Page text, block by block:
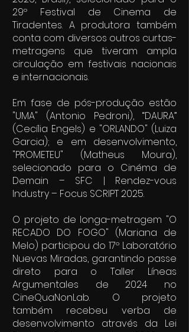
29º Festival de Cinema de
Tiradentes. A produtora também
conta com diversos outros curtas-
metragens que tiveram ampla
circulação em festivais nacionais
e internacionais.
Em fase de pós-produção estão
"UMA" (Antonio Pedroni), “DAURA”
(Cecília Engels) e "ORLANDO" (Luiza
Garcia); e em desenvolvimento,
"PROMETEU" (Matheus Moura),
selecionado para o Cinéma de
Demain – SFC | Rendez-vous
Industry – Focus SCRIPT 2025.
O projeto de longa-metragem "O
RECADO DO FOGO" (Mariana de
Melo) participou do 17º Laboratório
Nuevas Miradas, garantindo passe
direto para o Taller Líneas
Argumentales de 2024 no
CineQuaNonLab. O projeto
também recebeu verba de
desenvolvimento através da Lei